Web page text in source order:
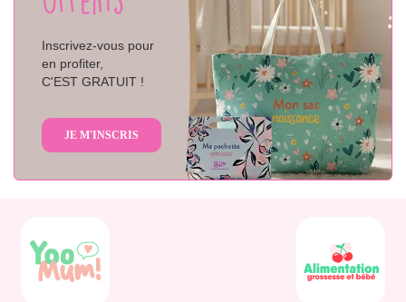
Inscrivez-vous pour
en profiter,
C'EST GRATUIT !
JE M'INSCRIS